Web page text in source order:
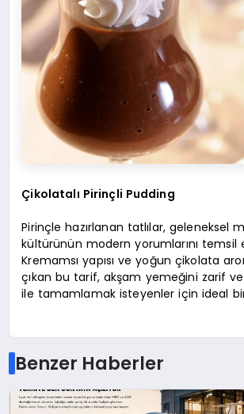
Çikolatalı Pirinçli Pudding
Pirinçle hazırlanan tatlılar, geleneksel
kültürünün modern yorumlarını temsil
Kremamsı yapısı ve yoğun çikolata
çıkan bu tarif, akşam yemeğini zarif
ile tamamlamak isteyenler için ideal
Benzer Haberler